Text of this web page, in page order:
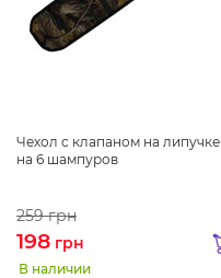
Чехол с клапаном на липучке
на 6 шампуров
259грн
198 грн
В наличии